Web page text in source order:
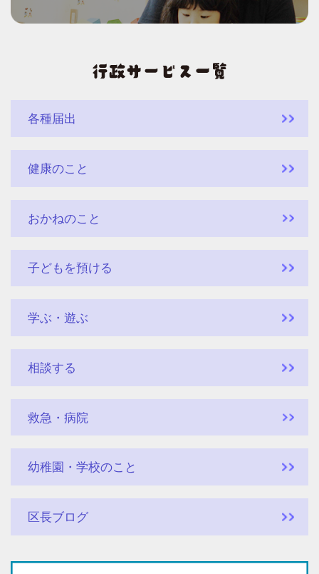
各種届出
健康のこと
おかねのこと
子どもを預ける
学ぶ・遊ぶ
相談する
救急・病院
幼稚園・学校のこと
区長ブログ